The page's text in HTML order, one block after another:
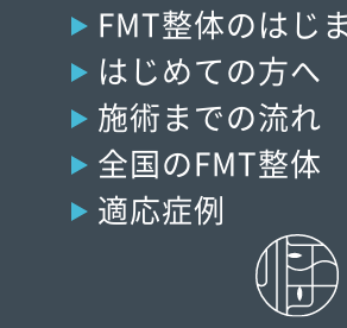
FMT整体のはじ
はじめての方へ
施術までの流れ
全国のFMT整体
適応症例